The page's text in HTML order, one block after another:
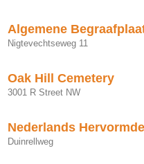
Algemene
Nigtevechtseweg 11
Oak Hill Cemetery
3001 R Street NW
Nederlands
Duinrellweg